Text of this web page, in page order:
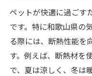
ペットが快適に過ごす
です。特に和歌山県の
る際には、断熱性能を
す。例えば、断熱材を
で、夏は涼しく、冬は